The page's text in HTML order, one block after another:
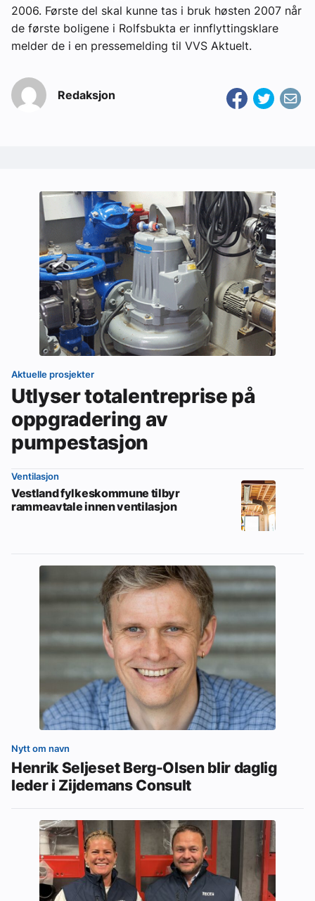
2006. Første del skal kunne tas i bruk høsten 2007 når
de første boligene i Rolfsbukta er innflyttingsklare
melder de i en pressemelding til VVS Aktuelt.
Redaksjon
Aktuelle prosjekter
Utlyser totalentreprise på
oppgradering av
pumpestasjon
Ventilasjon
Vestland fylkeskommune tilbyr
rammeavtale innen ventilasjon
Nytt om navn
Henrik Seljeset Berg-Olsen blir daglig
leder i Zijdemans Consult